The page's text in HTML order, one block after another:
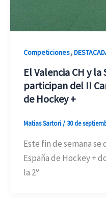
Competiciones,
El Valencia CH y la
participan del II
de Hockey +
Matias Sartori/ 30 de
Este fin de semana
España de Hockey +
la 2º